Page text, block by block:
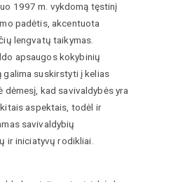
1997 m. vykdomą tęstinį
padėtis, akcentuota
lengvatų taikymas.
apsaugos kokybinių
galima suskirstyti į kelias
kad savivaldybės yra
aspektais, todėl ir
savivaldybių
ir iniciatyvų rodikliai.